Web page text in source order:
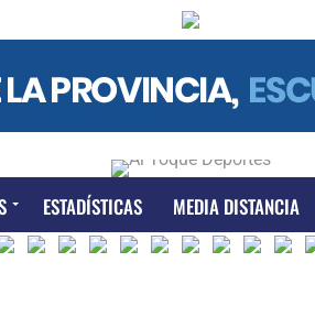
ESTADÍSTICAS MEDIA DISTANCIA